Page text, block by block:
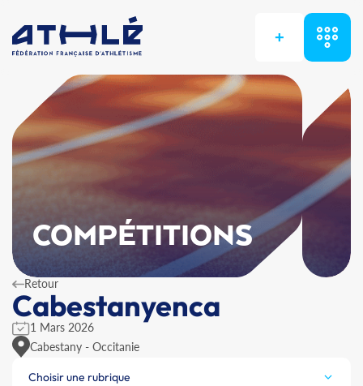
+
COMPÉTITIONS
Retour
Cabestanyenca
1 Mars 2026
Cabestany - Occitanie
Choisir une rubrique